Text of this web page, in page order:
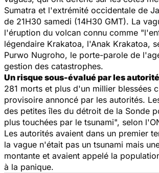
Sumatra et l'extrémité occidentale de
de 21H30 samedi (14H30 GMT). La
l'éruption du volcan connu comme
légendaire Krakatoa, l'Anak Krakatoa,
Purwo Nugroho, le porte-parole de
gestion des catastrophes.
Un risque sous-évalué par les
281 morts et plus d'un millier blessées
provisoire annoncé par les autorités.
des petites îles du détroit de la Sonde
plus touchées par le tsunami", selon
Les autorités avaient dans un premier
la vague n'était pas un tsunami mais
montante et avaient appelé la
à la panique.